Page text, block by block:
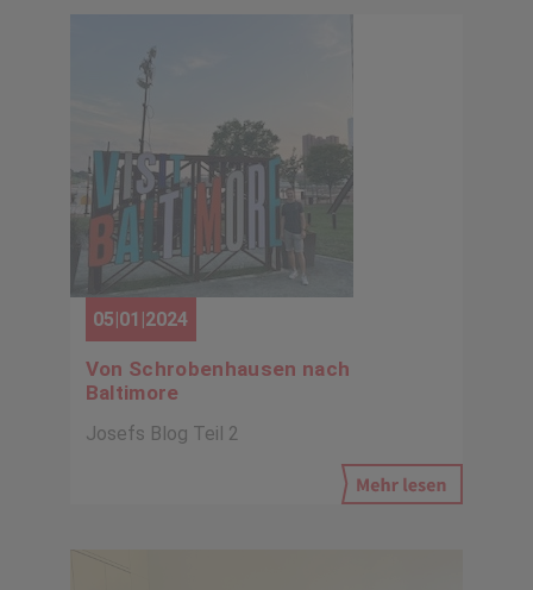
05|01|2024
Von Schrobenhausen nach
Baltimore
Josefs Blog Teil 2